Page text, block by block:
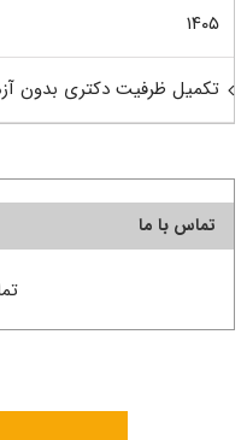
۱۴۰۵
تکمیل ظرفیت دکتری بدون
تماس با ما